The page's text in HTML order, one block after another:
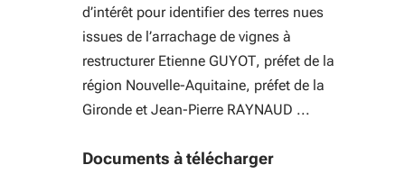
d’intérêt pour identifier des terres nues
issues de l’arrachage de vignes à
restructurer Etienne GUYOT, préfet de la
région Nouvelle-Aquitaine, préfet de la
Gironde et Jean-Pierre RAYNAUD ...
Documents à télécharger